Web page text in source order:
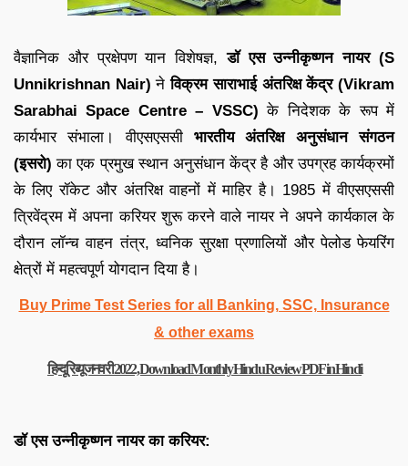
वैज्ञानिक और प्रक्षेपण यान विशेषज्ञ,डॉ एस उन्नीकृष्णन नायर (S
Unnikrishnan Nair) नेविक्रम साराभाई अंतरिक्ष केंद्र (Vikram
Sarabhai Space Centre – VSSC) के निदेशक के रूप में
कार्यभार संभाला। वीएसएससी भारतीय अंतरिक्ष अनुसंधान संगठन
(इसरो) का एक प्रमुख स्थान अनुसंधान केंद्र है और उपग्रह कार्यक्रमों
के लिए रॉकेट और अंतरिक्ष वाहनों में माहिर है। 1985 में वीएसएससी
त्रिवेंद्रम में अपना करियर शुरू करने वाले नायर ने अपने कार्यकाल के
दौरान लॉन्च वाहन तंत्र, ध्वनिक सुरक्षा प्रणालियों और पेलोड फेयरिंग
क्षेत्रों में महत्वपूर्ण योगदान दिया है।
Buy Prime Test Series for all Banking, SSC, Insurance
& other exams
हिन्दू रिव्यू जनवरी 2022, Download Monthly Hindu Review PDF in Hindi
डॉ एस उन्नीकृष्णन नायर का करियर: